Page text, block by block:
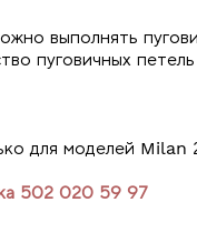
выполнять
пуговичных
для моделей
502 020 59 97